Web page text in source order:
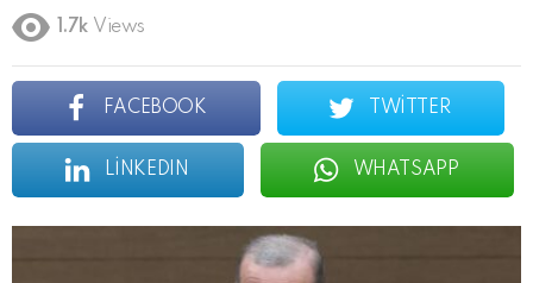
1.7k Views
FACEBOOK TWITTER
LINKEDIN WHATSAPP